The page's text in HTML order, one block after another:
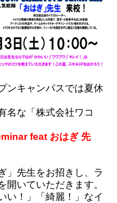
ンキャンパスでは夏休
名な「株式会社ワコ
feat おはぎ 先
」先生をお招きし、ラ
開いていただきます。
い！」「綺麗！」なイ